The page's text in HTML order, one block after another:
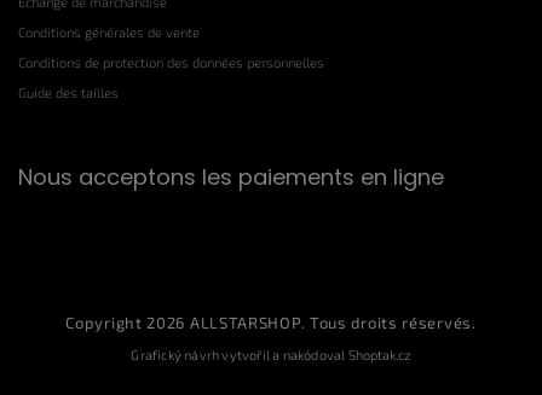
Conditions générales de vente
Conditions de protection des données personnelles
Guide des tailles
Nous acceptons les paiements en ligne
Copyright 2026 ALLSTARSHOP. Tous droits réservés.
Grafický návrh vytvořil a nakódoval Shoptak.cz